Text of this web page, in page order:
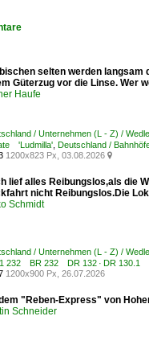
selten werden
Güterzug vor die Linse. Wer
Haufe
/ Unternehmen (L - Z) /
'Ludmilla' Deutschland /
1200x823 Px, 03.08.2026 
lief alles Reibungslos,als die
nicht Reibungslos.Die
Schmidt
/ Unternehmen (L - Z) /
232 BR 232 DR 132 · DR 130.1
1200x900 Px, 26.07.2026
"Reben-Express" von
Schneider